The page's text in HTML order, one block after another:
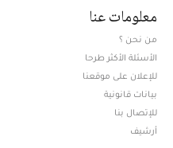
معلومات عنا
من نحن ؟
الأسئلة الأكثر طرحا
للإعلان على موقعنا
بيانات قانونية
للإتصال بنا
أرشيف